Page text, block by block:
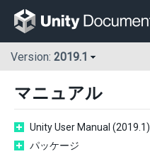
Version: 2019.1
マニュアル
Unity User Manual (2019.1)
パッケージ